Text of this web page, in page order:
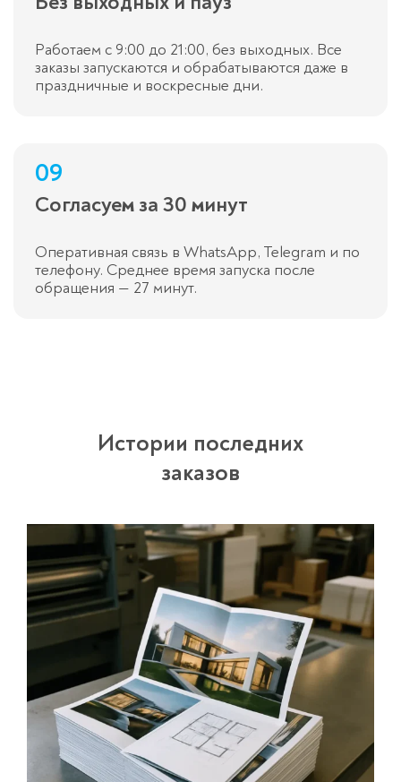
Работаем с 9:00 до 21:00, без выходных. Все
заказы запускаются и обрабатываются даже в
праздничные и воскресные дни.
09
Согласуем за 30 минут
Оперативная связь в WhatsApp, Telegram и по
телефону. Среднее время запуска после
обращения — 27 минут.
Истории последних
заказов